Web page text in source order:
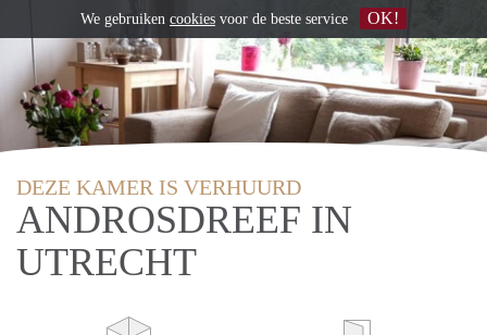
DEZE KAMER IS VERHUURD
ANDROSDREEF IN
UTRECHT
We gebruiken cookies voor de beste service OK!